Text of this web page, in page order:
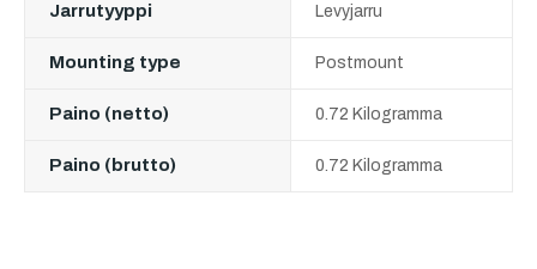
Jarrutyyppi Levyjarru
Mounting type Postmount
Paino (netto) 0.72 Kilogramma
Paino (brutto) 0.72 Kilogramma